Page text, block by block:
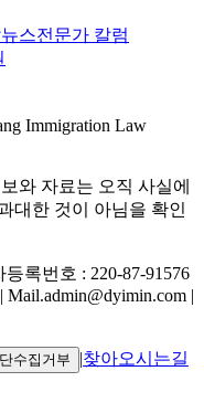
뉴스전문가 칼럼
Immigration Law
와 자료는 오직 사실에
대한 것이 아님을 확인
록번호 : 220-87-91576
Mail.admin@dyimin.com |
수집거부 |찾아오시는길